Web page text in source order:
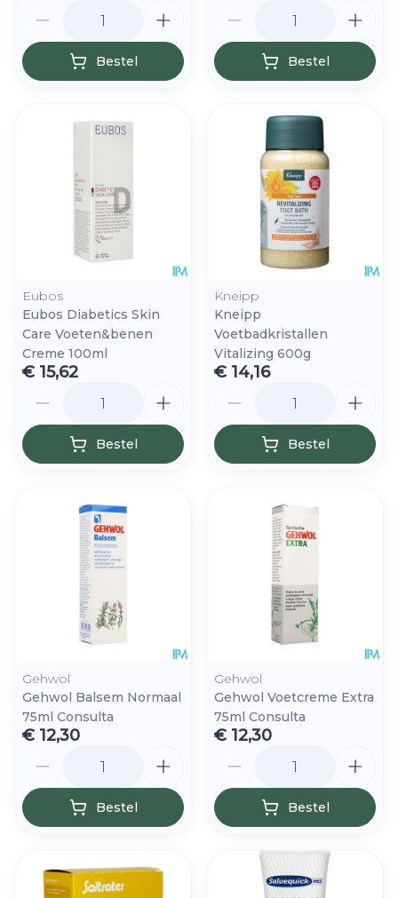
Bestel Bestel
Eubos
Eubos Diabetics Skin
Care Voeten&benen
Creme 100ml
€ 15,62
Bestel
Kneipp
Kneipp
Voetbadkristallen
Vitalizing 600g
€ 14,16
Bestel
Gehwol
Gehwol Balsem Normaal
75ml Consulta
€ 12,30
Bestel
Gehwol
Gehwol Voetcreme Extra
75ml Consulta
€ 12,30
Bestel